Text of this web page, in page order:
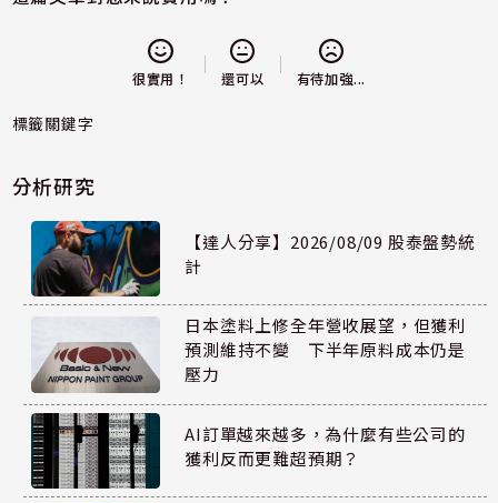
很實用！ 還可以 有待加強...
標籤關鍵字
分析研究
【達人分享】2026/08/09 股泰盤勢統
計
日本塗料上修全年營收展望，但獲利
預測維持不變 下半年原料成本仍是
壓力
AI訂單越來越多，為什麼有些公司的
獲利反而更難超預期？